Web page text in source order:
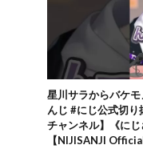
星川サラからバケ
んじ #にじ公式切り
チャンネル】《に
【NIJISANJI